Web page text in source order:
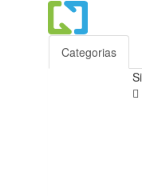
Categorias